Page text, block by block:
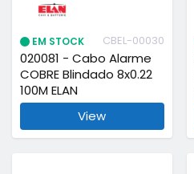
EM STOCK CBEL-00030
020081 - Cabo Alarme
COBRE Blindado 8x0.22
100M ELAN
View